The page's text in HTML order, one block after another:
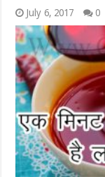
July 6, 2017 0